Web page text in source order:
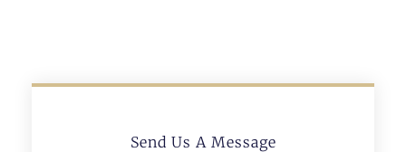
Send Us A Message